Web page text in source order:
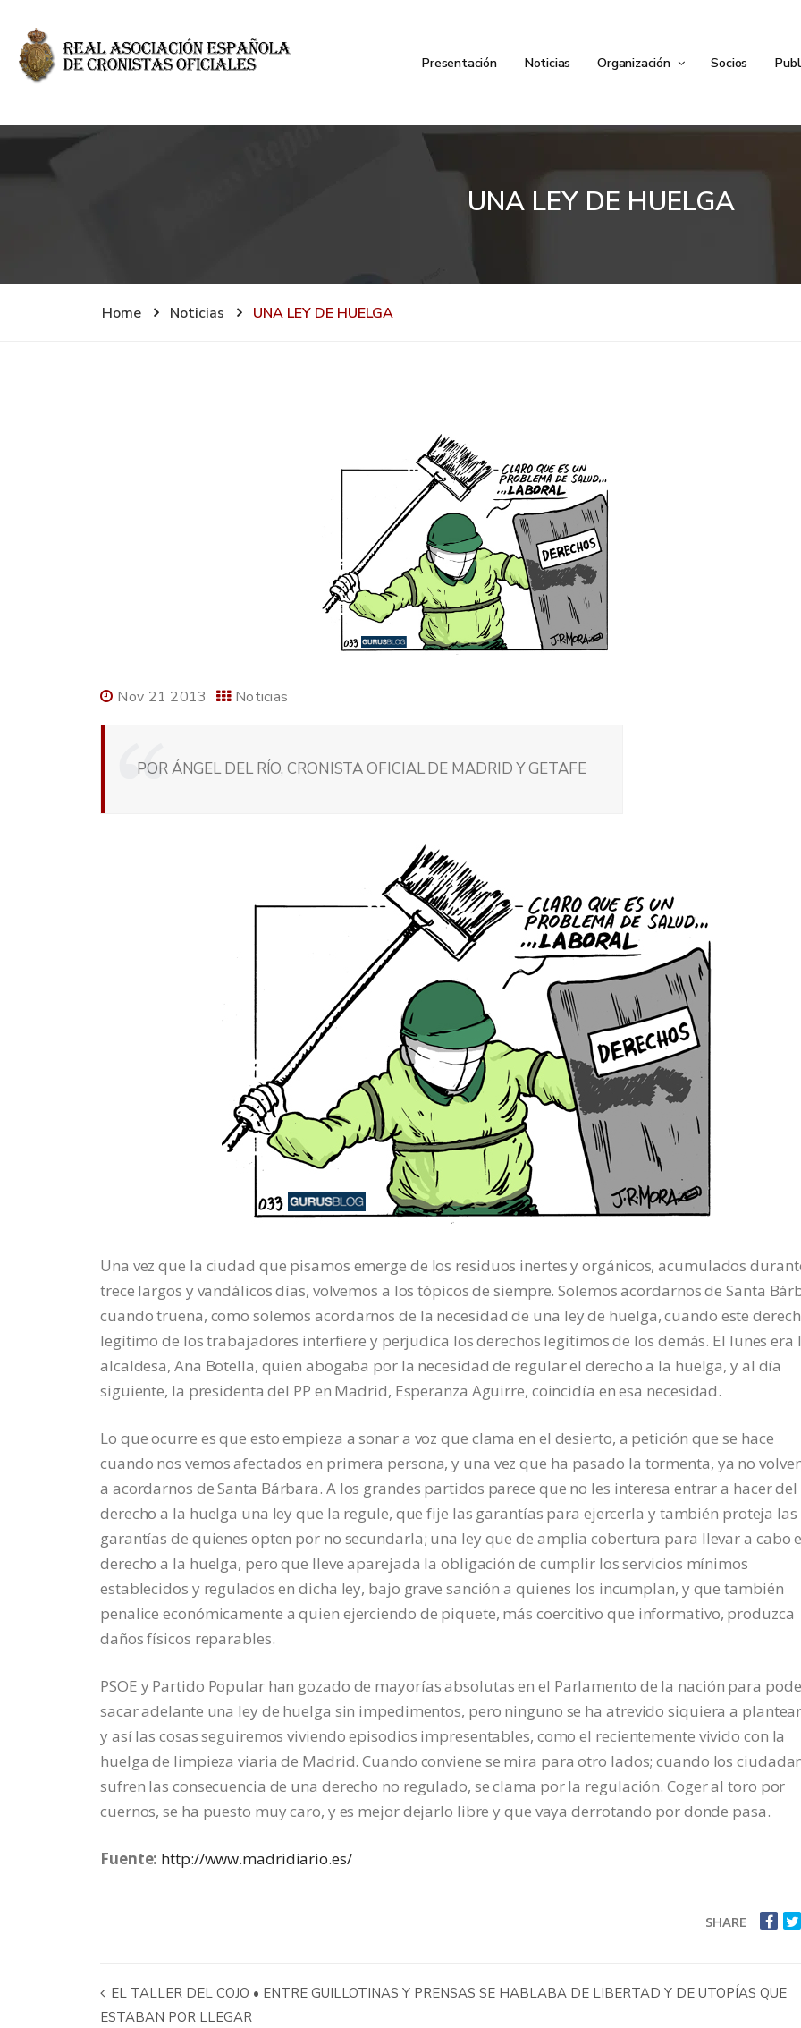
Presentación Noticias Organización Socios
UNA LEY DE HUELGA
Home Noticias UNA LEY DE HUELGA
Nov 21 2013 Noticias
POR ÁNGEL DEL RÍO, CRONISTA OFICIAL DE MADRID Y GETAFE
Una vez que la ciudad que pisamos emerge de los residuos inertes y orgánicos, acumulados
trece largos y vandálicos días, volvemos a los tópicos de siempre. Solemos acordarnos de Santa
cuando truena, como solemos acordarnos de la necesidad de una ley de huelga, cuando este
legítimo de los trabajadores interfiere y perjudica los derechos legítimos de los demás. El lunes era
alcaldesa, Ana Botella, quien abogaba por la necesidad de regular el derecho a la huelga, y al día
siguiente, la presidenta del PP en Madrid, Esperanza Aguirre, coincidía en esa necesidad.
Lo que ocurre es que esto empieza a sonar a voz que clama en el desierto, a petición que se hace
cuando nos vemos afectados en primera persona, y una vez que ha pasado la tormenta, ya no
a acordarnos de Santa Bárbara. A los grandes partidos parece que no les interesa entrar a hacer del
derecho a la huelga una ley que la regule, que fije las garantías para ejercerla y también proteja las
garantías de quienes opten por no secundarla; una ley que de amplia cobertura para llevar a cabo
derecho a la huelga, pero que lleve aparejada la obligación de cumplir los servicios mínimos
establecidos y regulados en dicha ley, bajo grave sanción a quienes los incumplan, y que también
penalice económicamente a quien ejerciendo de piquete, más coercitivo que informativo, produzca
daños físicos reparables.
PSOE y Partido Popular han gozado de mayorías absolutas en el Parlamento de la nación para
sacar adelante una ley de huelga sin impedimentos, pero ninguno se ha atrevido siquiera a
y así las cosas seguiremos viviendo episodios impresentables, como el recientemente vivido con la
huelga de limpieza viaria de Madrid. Cuando conviene se mira para otro lados; cuando los
sufren las consecuencia de una derecho no regulado, se clama por la regulación. Coger al toro por
cuernos, se ha puesto muy caro, y es mejor dejarlo libre y que vaya derrotando por donde pasa.
Fuente: http://www.madridiario.es/
SHARE
EL TALLER DEL COJO • ENTRE GUILLOTINAS Y PRENSAS SE HABLABA DE LIBERTAD Y DE UTOPÍAS QUE
ESTABAN POR LLEGAR